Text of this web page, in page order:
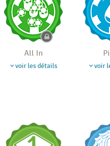
All In
voir les détails voir